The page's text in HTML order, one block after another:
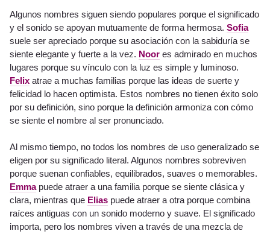
Algunos nombres siguen siendo populares porque el significado
y el sonido se apoyan mutuamente de forma hermosa. Sofia
suele ser apreciado porque su asociación con la sabiduría se
siente elegante y fuerte a la vez. Noor es admirado en muchos
lugares porque su vínculo con la luz es simple y luminoso.
Felix atrae a muchas familias porque las ideas de suerte y
felicidad lo hacen optimista. Estos nombres no tienen éxito solo
por su definición, sino porque la definición armoniza con cómo
se siente el nombre al ser pronunciado.
Al mismo tiempo, no todos los nombres de uso generalizado se
eligen por su significado literal. Algunos nombres sobreviven
porque suenan confiables, equilibrados, suaves o memorables.
Emmapuede atraer a una familia porque se siente clásica y
clara, mientras que Elias puede atraer a otra porque combina
raíces antiguas con un sonido moderno y suave. El significado
importa, pero los nombres viven a través de una mezcla de